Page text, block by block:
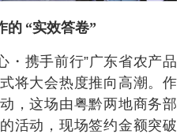
的 “实效答卷”
・携手前行”广东省农产品
将大会热度推向高潮。作
，这场由粤黔两地商务部
活动，现场签约金额突破